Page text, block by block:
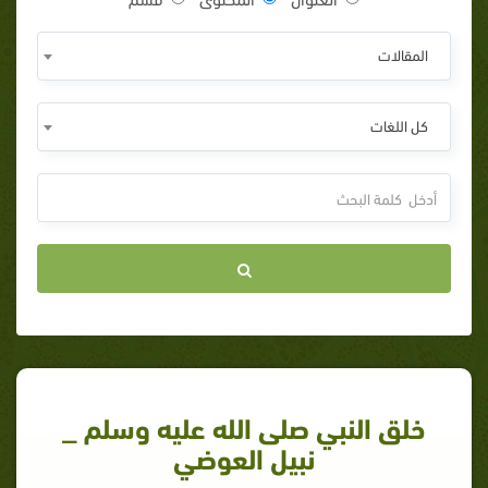
المقالات
كل اللغات
خلق النبي صلى الله عليه وسلم _
نبيل العوضي